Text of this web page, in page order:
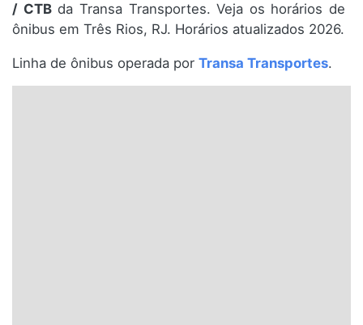
Espírito Santo
Paraná
/ CTBda Transa Transportes. Veja os horários de
ônibus em Três Rios, RJ. Horários atualizados 2026.
Linha de ônibus operada por Transa Transportes.